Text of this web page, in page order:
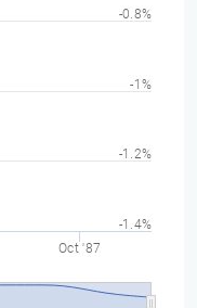
Oct '87
-1.4%
-1.2%
-1%
-0.8%